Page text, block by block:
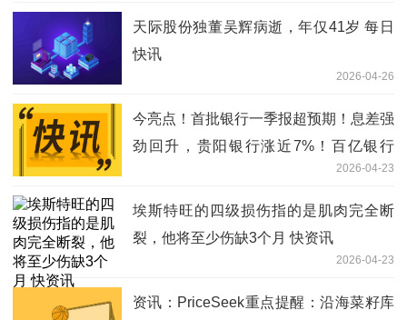
天际股份独董吴辉病逝，年仅41岁 每日
快讯
2026-04-26
今亮点！首批银行一季报超预期！息差强
劲回升，贵阳银行涨近7%！百亿银行
ETF华宝逆市上涨，基金经理解读来了
2026-04-23
埃斯特旺的四级损伤指的是肌肉完全断
裂，他将至少伤缺3个月 快资讯
2026-04-23
资讯：PriceSeek重点提醒：沿海菜籽库